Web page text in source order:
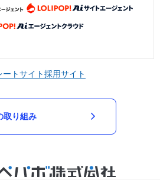
ートサイト採用サイト
取り組み